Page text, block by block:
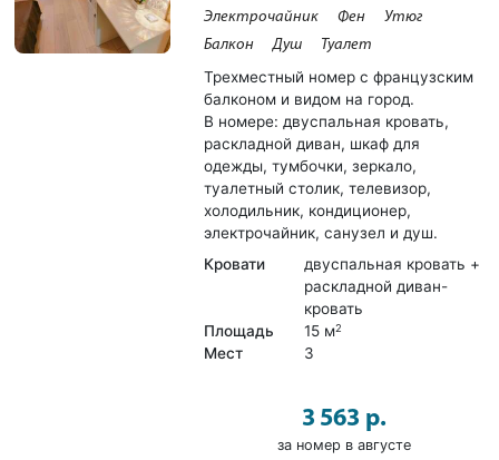
Электрочайник
Фен
Утюг
Балкон
Душ Туалет
Трехместный номер с французским
балконом и видом на город.
В номере: двуспальная кровать,
раскладной диван, шкаф для
одежды, тумбочки, зеркало,
туалетный столик, телевизор,
холодильник, кондиционер,
электрочайник, санузел и душ.
Кровати
двуспальная кровать +
раскладной диван-
кровать
Площадь
15 м2
Мест 3
3 563 р.
за номер в августе